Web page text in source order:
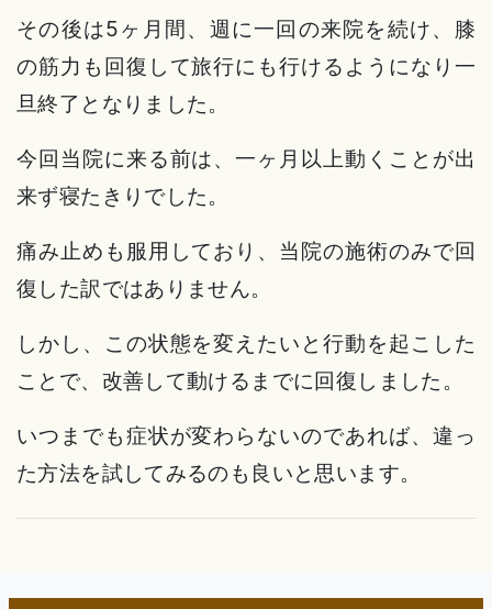
その後は5ヶ月間、週に一回の来院を続け、膝
の筋力も回復して旅行にも行けるようになり一
旦終了となりました。
今回当院に来る前は、一ヶ月以上動くことが出
来ず寝たきりでした。
痛み止めも服用しており、当院の施術のみで回
復した訳ではありません。
しかし、この状態を変えたいと行動を起こした
ことで、改善して動けるまでに回復しました。
いつまでも症状が変わらないのであれば、違っ
た方法を試してみるのも良いと思います。